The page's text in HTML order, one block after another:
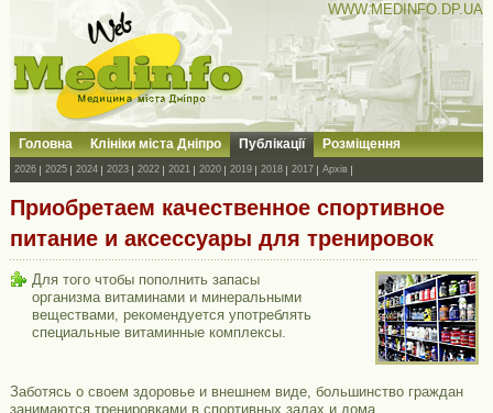
WWW.MEDINFO.DP.UA
Головна Клініки міста Дніпро Публікації Розміщення
2026 2025 2024 2023 2022 2021 2020 2019 2018 2017 Архів
Приобретаем качественное спортивное
питание и аксессуары для тренировок
Для того чтобы пополнить запасы
организма витаминами и минеральными
веществами, рекомендуется употреблять
специальные витаминные комплексы.
Заботясь о своем здоровье и внешнем виде, большинство граждан
занимаются тренировками в спортивных залах и дома.